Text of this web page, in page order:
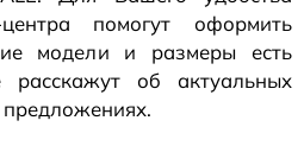
помогут оформить
модели и размеры есть
об актуальных